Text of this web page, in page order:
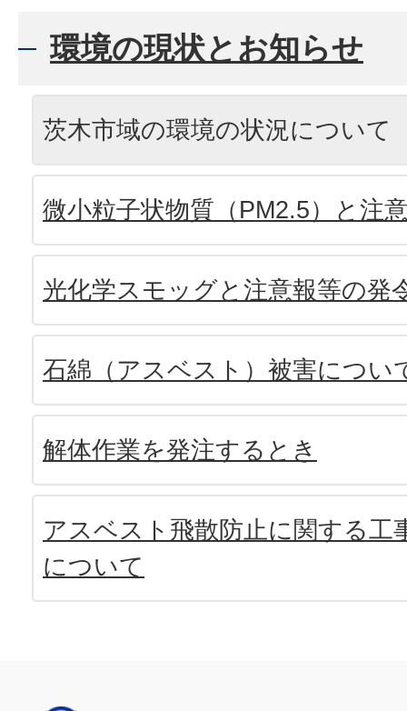
環境の現状とお知らせ
茨木市域の環境の状況について
微小粒子状物質（PM2.5）と注
光化学スモッグと注意報等の発
石綿（アスベスト）被害につい
解体作業を発注するとき
アスベスト飛散防止に関する工
について